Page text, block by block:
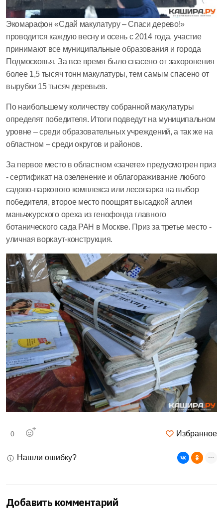
Экомарафон «Сдай макулатуру – Спаси дерево!»
проводится каждую весну и осень с 2014 года, участие
принимают все муниципальные образования и города
Подмосковья. За все время было спасено от захоронения
более 1,5 тысяч тонн макулатуры, тем самым спасено от
вырубки 15 тысяч деревьев.
По наибольшему количеству собранной макулатуры
определят победителя. Итоги подведут на муниципальном
уровне – среди образовательных учреждений, а так же на
областном – среди округов и районов.
За первое место в областном «зачете» предусмотрен приз
- сертификат на озеленение и облагораживание любого
садово-паркового комплекса или лесопарка на выбор
победителя, второе место поощрят высадкой аллеи
маньчжурского ореха из генофонда главного
ботанического сада РАН в Москве. Приз за третье место -
уличная воркаут-конструкция.
0 Избранное
Нашли ошибку?
Добавить комментарий